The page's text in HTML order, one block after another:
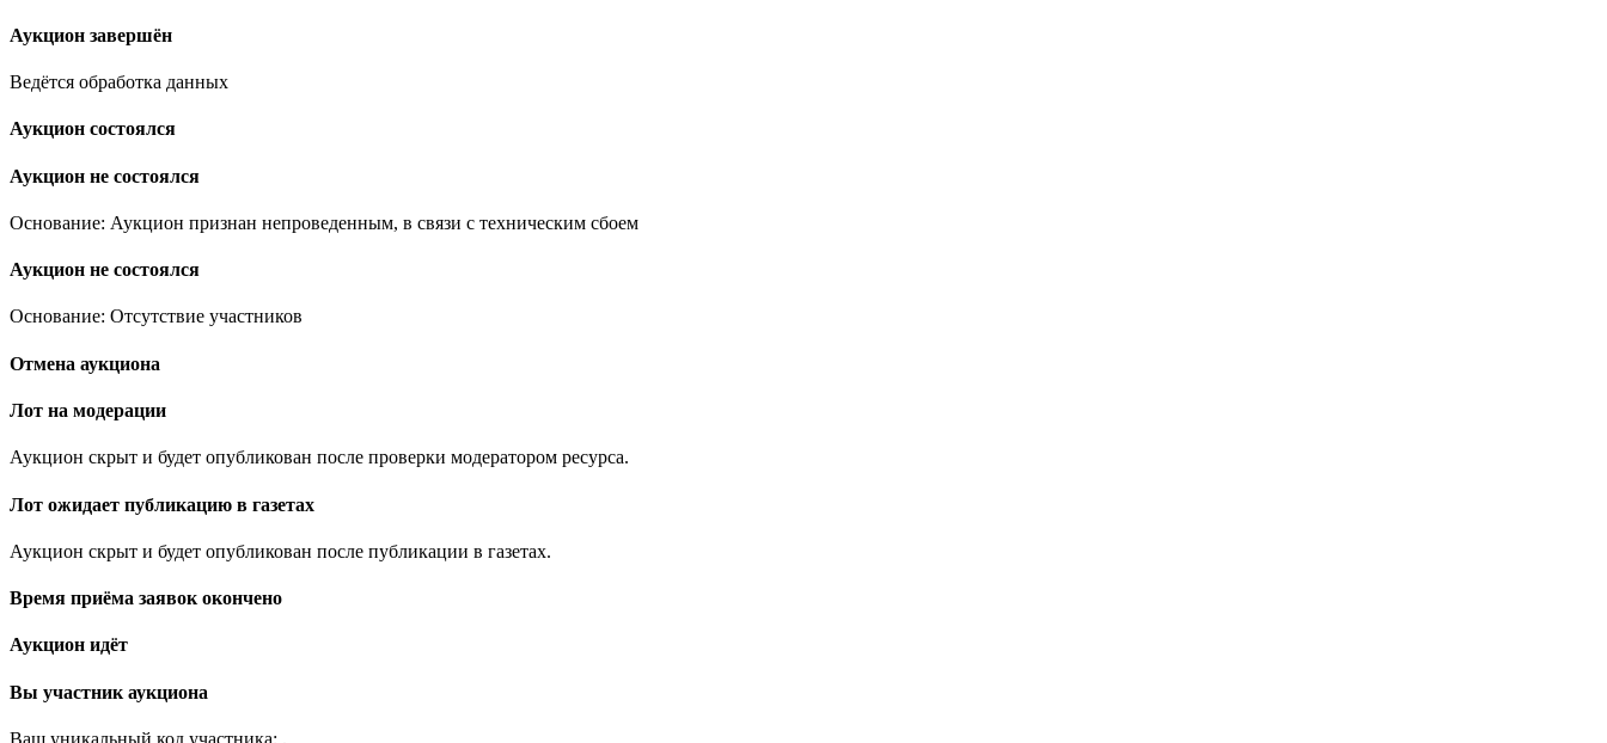
Аукцион завершён
Ведётся обработка данных
Аукцион состоялся
Аукцион не состоялся
Основание: Аукцион признан непроведенным, в связи с техническим сбоем
Аукцион не состоялся
Основание: Отсутствие участников
Отмена аукциона
Лот на модерации
Аукцион скрыт и будет опубликован после проверки модератором ресурса.
Лот ожидает публикацию в газетах
Аукцион скрыт и будет опубликован после публикации в газетах.
Время приёма заявок окончено
Аукцион идёт
Вы участник аукциона
Ваш уникальный код участника: .